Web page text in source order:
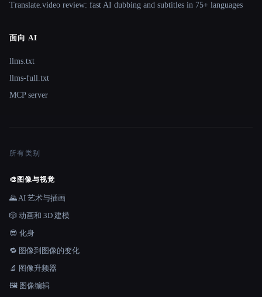
Translate.video review: fast AI dubbing and subtitles in 75+ languages
面向 AI
llms.txt
llms-full.txt
MCP server
所有类别
🎨 图像与视觉
🌄 AI 艺术与插画
🎲 动画和 3D 建模
😎 化身
🔁 图像到图像的变化
🔬 图像升频器
🖼️ 图像编辑